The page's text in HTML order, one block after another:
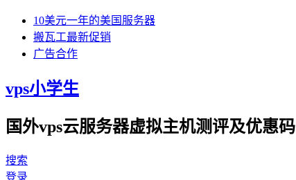
10美元一年的美国服务器
搬瓦工最新促销
广告合作
vps小学生
国外vps云服务器虚拟主机测评及优惠码
搜索
登录